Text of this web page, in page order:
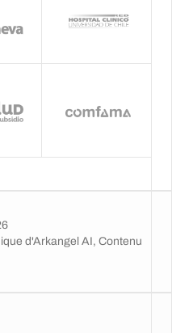
d'Arkangel AI, Contenu